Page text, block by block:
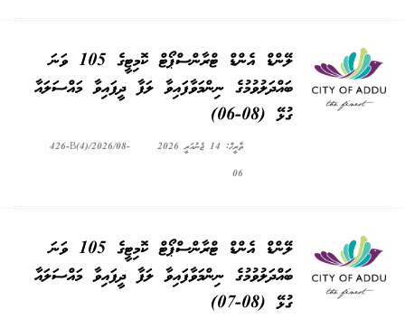
ލޭންޑް އެންޑް ޓްރާންސްޕޯޓް ކޮމިޓީގެ 105 ވަނަ
ބައްދަލުވުމުގެ ނިންމަވާފައިވާ ލަފާ ދީފައިވާ މައްސަލައާ
ގުޅޭ (08-06)
ތާރީޚް: 14 ޖެނުއަރީ 2026
426-B(4)/2026/08-
06
ލޭންޑް އެންޑް ޓްރާންސްޕޯޓް ކޮމިޓީގެ 105 ވަނަ
ބައްދަލުވުމުގެ ނިންމަވާފައިވާ ލަފާ ދީފައިވާ މައްސަލައާ
ގުޅޭ (08-07)